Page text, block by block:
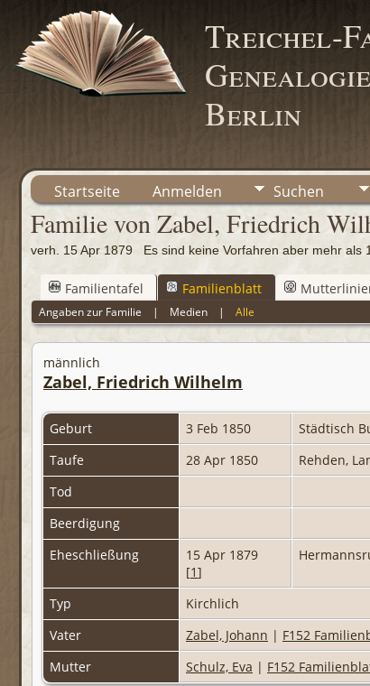
Treichel-
Berlin
Startseite Anmelden Suchen
Familie von Zabel, Friedrich
verh. 15 Apr 1879 Es sind keine Vorfahren aber mehr als
Familientafel Familienblatt
Angaben zur Familie | Medien |Alle
männlich
Zabel, Friedrich Wilhelm
Geburt 3 Feb 1850
Städtisch
Taufe
28 Apr 1850
Rehden,
Tod
Beerdigung
Eheschließung
15 Apr 1879
[1]
Typ
Kirchlich
Vater
Zabel, Johann | F152
Mutter
Schulz, Eva | F152